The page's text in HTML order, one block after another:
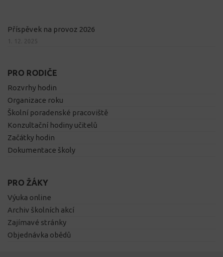
Příspěvek na provoz 2026
1. 12. 2025
PRO RODIČE
Rozvrhy hodin
Organizace roku
Školní poradenské pracoviště
Konzultační hodiny učitelů
Začátky hodin
Dokumentace školy
PRO ŽÁKY
Výuka online
Archiv školních akcí
Zajímavé stránky
Objednávka obědů